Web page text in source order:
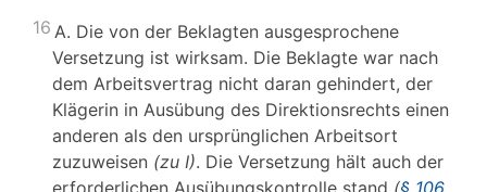
16 A. Die von der Beklagten ausgesprochene
Versetzung ist wirksam. Die Beklagte war nach
dem Arbeitsvertrag nicht daran gehindert, der
Klägerin in Ausübung des Direktionsrechts einen
anderen als den ursprünglichen Arbeitsort
zuzuweisen (zu I). Die Versetzung hält auch der
erforderlichen Ausübungskontrolle stand (§ 106